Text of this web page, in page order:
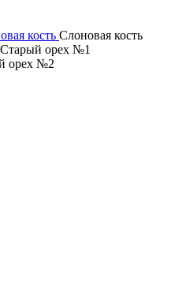
Слоновая кость
Старый орех №1
орех №2